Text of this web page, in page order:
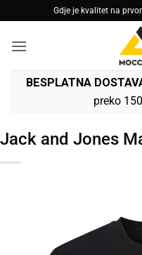
to
content
Gdje je kvalitet na
BESPLATNA
preko
Jack and Jones